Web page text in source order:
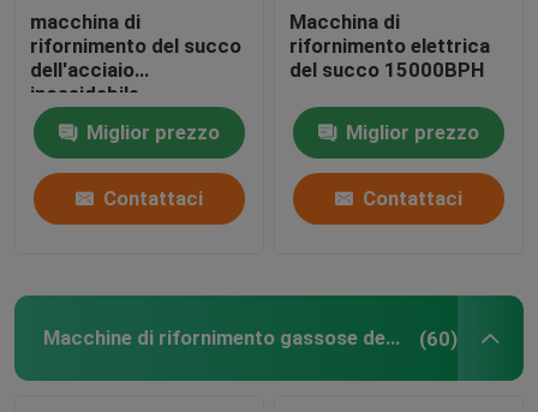
macchina di
rifornimento del succo
dell'acciaio
inossidabile
Miglior prezzo
Contattaci
Macchina di
rifornimento elettrica
del succo 15000BPH
Miglior prezzo
Contattaci
Macchine di rifornimento gassose della bevanda (60)